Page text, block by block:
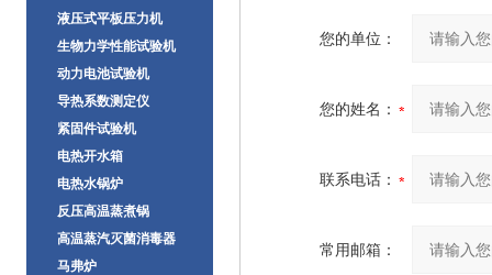
液压式平板压力机
生物力学性能试验机
动力电池试验机
导热系数测定仪
紧固件试验机
电热开水箱
电热水锅炉
反压高温蒸煮锅
高温蒸汽灭菌消毒器
马弗炉
您的单位：
您的姓名：
联系电话：
常用邮箱：